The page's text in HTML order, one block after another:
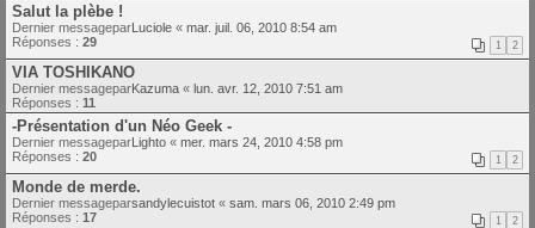
Salut la plèbe !
Dernier messageparLuciole « mar. juil. 06, 2010 8:54 am
Réponses : 29 1 2
VIA TOSHIKANO
Dernier messageparKazuma « lun. avr. 12, 2010 7:51 am
Réponses : 11
-Présentation d'un Néo Geek -
Dernier messageparLighto « mer. mars 24, 2010 4:58 pm
Réponses : 20 1 2
Monde de merde.
Dernier messageparsandylecuistot « sam. mars 06, 2010 2:49 pm
Réponses : 17 1 2